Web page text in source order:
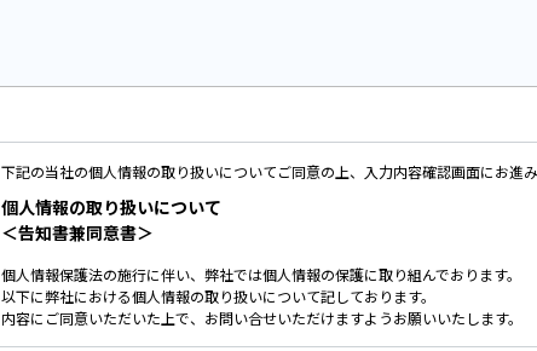
下記の当社の個人情報の取り扱いについてご同意の上、入力内容確認画面にお進み
個人情報の取り扱いについて
＜告知書兼同意書＞
個人情報保護法の施行に伴い、弊社では個人情報の保護に取り組んでおります。
以下に弊社における個人情報の取り扱いについて記しております。
内容にご同意いただいた上で、お問い合せいただけますようお願いいたします。